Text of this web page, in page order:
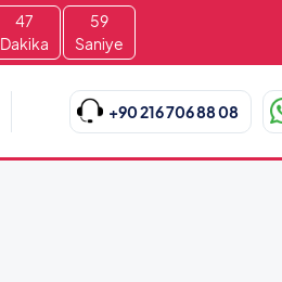
47
Dakika
58
Saniye
+90 216 706 88 08